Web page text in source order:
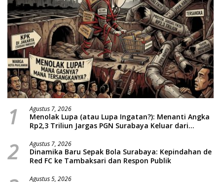
1 Agustus 7, 2026
Menolak Lupa (atau Lupa Ingatan?): Menanti Angka
Rp2,3 Triliun Jargas PGN Surabaya Keluar dari
2 Agustus 7, 2026
Dinamika Baru Sepak Bola Surabaya: Kepindahan de
Red FC ke Tambaksari dan Respon Publik
Agustus 5, 2026